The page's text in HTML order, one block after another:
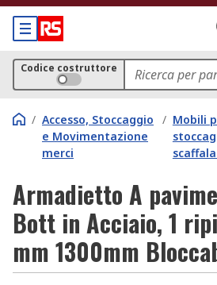
Codice costruttore
/ Accesso, Stoccaggio
e Movimentazione
merci
/ Mobili
Armadietto A
Bott in Acciaio, 1
mm 1300mm